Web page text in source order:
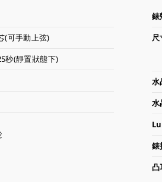
(可手動上弦)
秒(靜置狀態下)
錶
尺
水
水
錶
凸